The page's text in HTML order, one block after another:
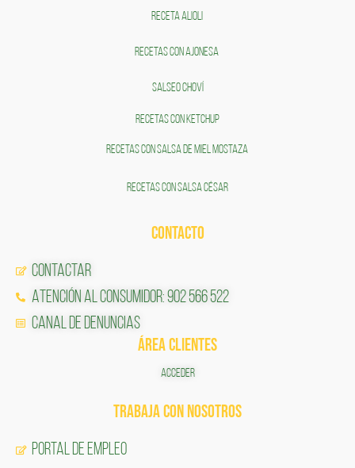
RECETA ALIOLI
RECETAS CON AJONESA
SALSEO CHOVÍ
RECETAS CON KETCHUP
RECETAS CON SALSA DE MIEL MOSTAZA
RECETAS CON SALSA CÉSAR
CONTACTO
Contactar
Atención al Consumidor: 902 566 522
Canal de Denuncias
ÁREA CLIENTES
ACCEDER
TRABAJA CON NOSOTROS
Portal de Empleo